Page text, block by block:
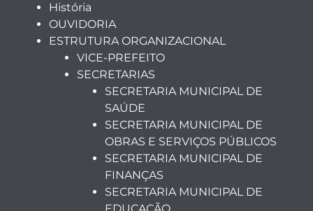
História
OUVIDORIA
ESTRUTURA ORGANIZACIONAL
VICE-PREFEITO
SECRETARIAS
SECRETARIA MUNICIPAL DE
SAÚDE
SECRETARIA MUNICIPAL DE
OBRAS E SERVIÇOS PÚBLICOS
SECRETARIA MUNICIPAL DE
FINANÇAS
SECRETARIA MUNICIPAL DE